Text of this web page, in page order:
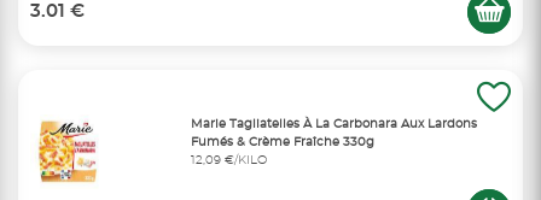
3.01 €
Marie Tagliatelles À La Carbonara Aux Lardons
Fumés & Crème Fraîche 330g
12,09 €/KILO